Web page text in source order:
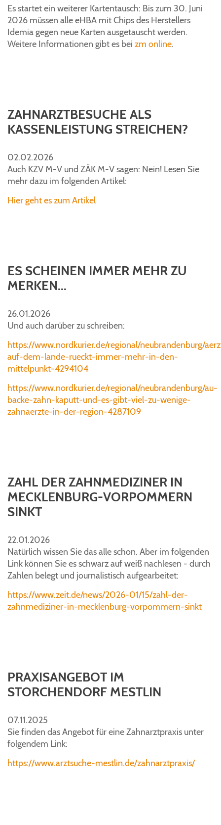
Es startet ein weiterer Kartentausch: Bis zum 30. Juni
2026 müssen alle eHBA mit Chips des Herstellers
Idemia gegen neue Karten ausgetauscht werden.
Weitere Informationen gibt es bei zm online.
ZAHNARZTBESUCHE ALS
KASSENLEISTUNG STREICHEN?
02.02.2026
Auch KZV M-V und ZÄK M-V sagen: Nein! Lesen Sie
mehr dazu im folgenden Artikel:
Hier geht es zum Artikel
ES SCHEINEN IMMER MEHR ZU
MERKEN...
26.01.2026
Und auch darüber zu schreiben:
https://www.nordkurier.de/regional/neubrandenburg/
auf-dem-lande-rueckt-immer-mehr-in-den-
mittelpunkt-4294104
https://www.nordkurier.de/regional/neubrandenburg/au-
backe-zahn-kaputt-und-es-gibt-viel-zu-wenige-
zahnaerzte-in-der-region-4287109
ZAHL DER ZAHNMEDIZINER IN
MECKLENBURG-VORPOMMERN
SINKT
22.01.2026
Natürlich wissen Sie das alle schon. Aber im folgenden
Link können Sie es schwarz auf weiß nachlesen - durch
Zahlen belegt und journalistisch aufgearbeitet:
https://www.zeit.de/news/2026-01/15/zahl-der-
zahnmediziner-in-mecklenburg-vorpommern-sinkt
PRAXISANGEBOT IM
STORCHENDORF MESTLIN
07.11.2025
Sie finden das Angebot für eine Zahnarztpraxis unter
folgendem Link:
https://www.arztsuche-mestlin.de/zahnarztpraxis/